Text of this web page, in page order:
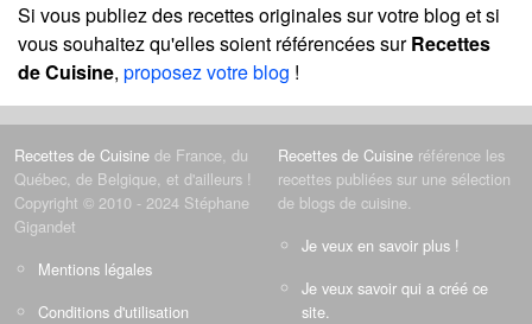
Si vous publiez des recettes originales sur votre blog et si
vous souhaitez qu'elles soient référencées surRecettes
de Cuisine, proposez votre blog !
Recettes de Cuisine de France, du
Québec, de Belgique, et d'ailleurs !
Copyright © 2010 - 2024 Stéphane
Gigandet
Mentions légales
Conditions d'utilisation
Recettes de Cuisine référence les
recettes publiées sur une sélection
de blogs de cuisine.
Je veux en savoir plus !
Je veux savoir qui a créé ce
site.